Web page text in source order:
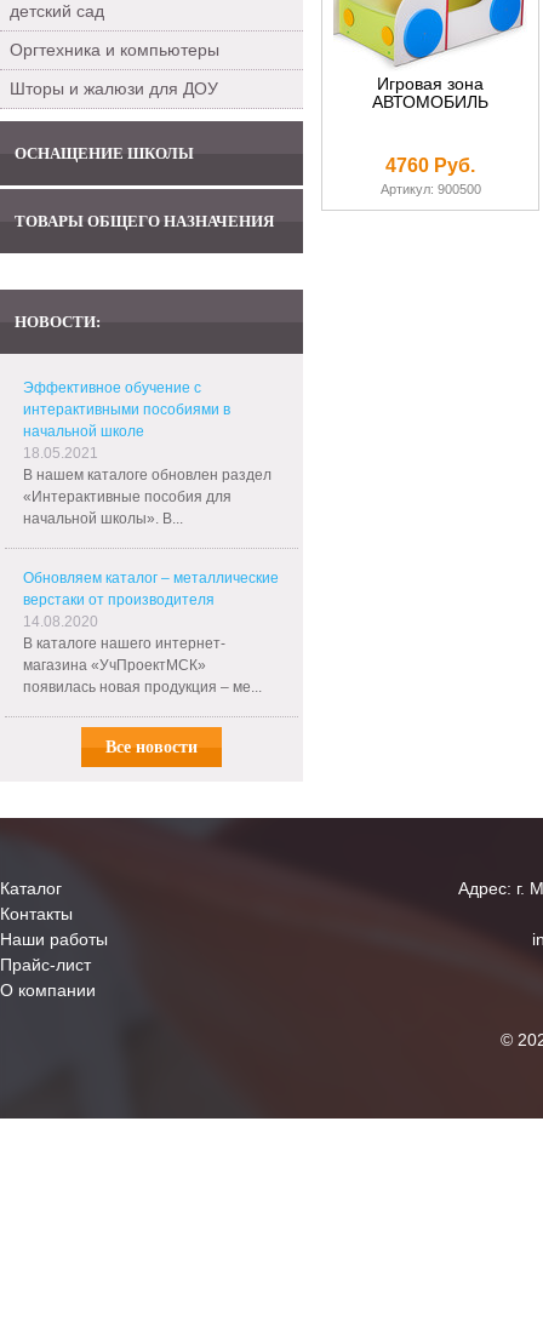
детский сад
Оргтехника и компьютеры
Шторы и жалюзи для ДОУ
ОСНАЩЕНИЕ ШКОЛЫ
ТОВАРЫ ОБЩЕГО НАЗНАЧЕНИЯ
НОВОСТИ:
Эффективное обучение с
интерактивными пособиями в
начальной школе
18.05.2021
В нашем каталоге обновлен раздел
«Интерактивные пособия для
начальной школы». В...
Обновляем каталог – металлические
верстаки от производителя
14.08.2020
В каталоге нашего интернет-
магазина «УчПроектМСК»
появилась новая продукция – ме...
Все новости
Игровая зона
АВТОМОБИЛЬ
4760 Руб.
Артикул: 900500
Каталог
Контакты
Наши работы
Прайс-лист
О компании
Адрес: г.
©